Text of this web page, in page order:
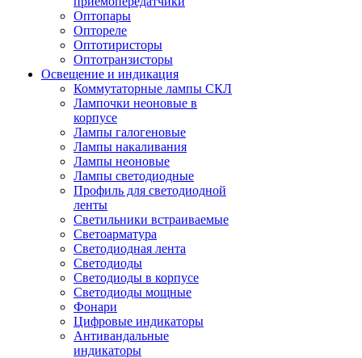
Оптопары
Оптореле
Оптотиристоры
Оптотранзисторы
Освещение и индикация
Коммутаторные лампы СКЛ
Лампочки неоновые в
корпусе
Лампы галогеновые
Лампы накаливания
Лампы неоновые
Лампы светодиодные
Профиль для светодиодной
ленты
Светильники встраиваемые
Светоарматура
Светодиодная лента
Светодиоды
Светодиоды в корпусе
Светодиоды мощные
Фонари
Цифровые индикаторы
Антивандальные
индикаторы